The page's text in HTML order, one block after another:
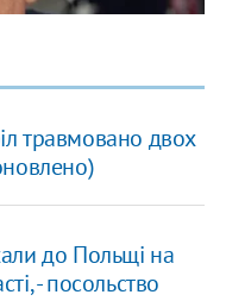
травмовано двох
до Польщі на
- посольство